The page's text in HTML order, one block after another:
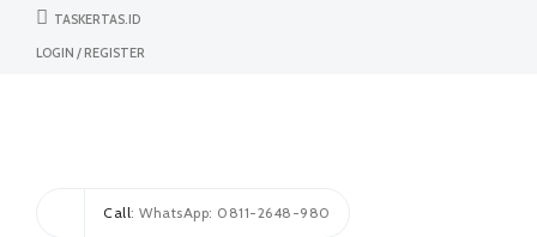
TASKERTAS.ID
LOGIN / REGISTER
Call: WhatsApp: 0811-2648-980